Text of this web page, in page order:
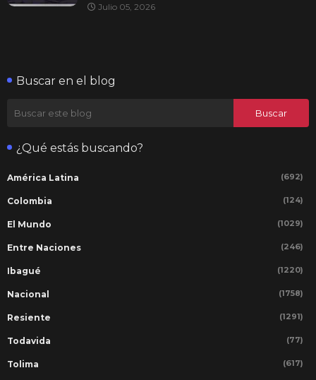
Julio 05, 2026
Buscar en el blog
¿Qué estás buscando?
América Latina (692)
Colombia (124)
El Mundo (1029)
Entre Naciones (246)
Ibagué (1220)
Nacional (1758)
Resiente (1291)
Todavida (77)
Tolima (617)